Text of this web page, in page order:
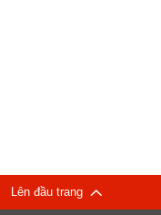
Lên đầu trang